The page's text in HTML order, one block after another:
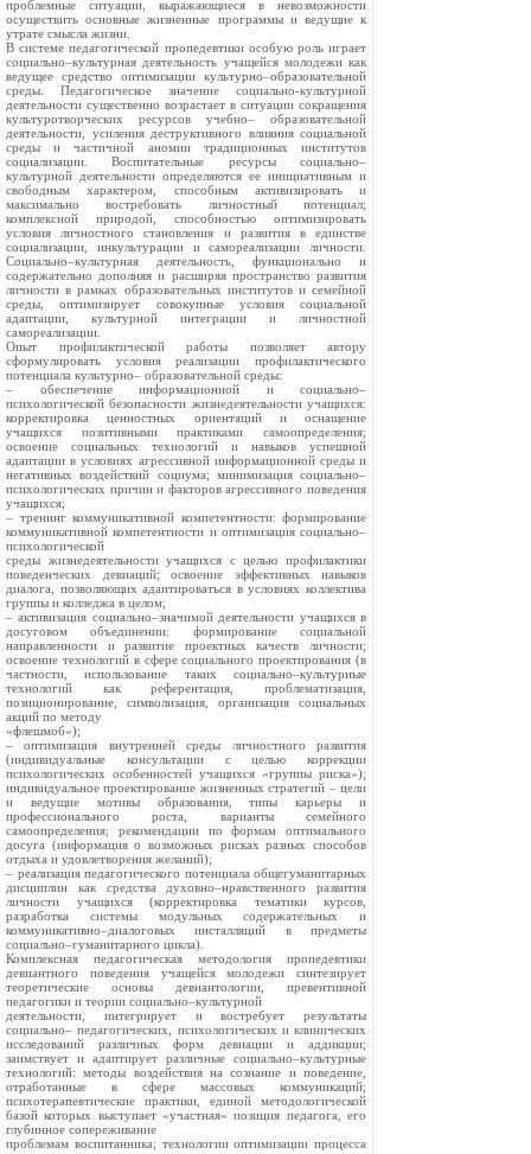
проблемные ситуации, выражающиеся в невозможности
осуществить основные жизненные программы и ведущие к
утрате смысла жизни.
В системе педагогической пропедевтики особую роль играет
социально–культурная деятельность учащейся молодежи как
ведущее средство оптимизации культурно–образовательной
среды. Педагогическое значение социально-культурной
деятельности существенно возрастает в ситуации сокращения
культуротворческих ресурсов учебно– образовательной
деятельности, усиления деструктивного влияния социальной
среды и частичной аномии традиционных институтов
социализации. Воспитательные ресурсы социально–
культурной деятельности определяются ее инициативным и
свободным характером, способным активизировать и
максимально востребовать личностный потенциал;
комплексной природой, способностью оптимизировать
условия личностного становления и развития в единстве
социализации, инкультурации и самореализации личности.
Социально–культурная деятельность, функционально и
содержательно дополняя и расширяя пространство развития
личности в рамках образовательных институтов и семейной
среды, оптимизирует совокупные условия социальной
адаптации, культурной интеграции и личностной
самореализации.
Опыт профилактической работы позволяет автору
сформулировать условия реализации профилактического
потенциала культурно– образовательной среды:
– обеспечение информационной и социально–
психологической безопасности жизнедеятельности учащихся:
корректировка ценностных ориентаций и оснащение
учащихся позитивными практиками самоопределения;
освоение социальных технологий и навыков успешной
адаптации в условиях агрессивной информационной среды и
негативных воздействий социума; минимизация социально–
психологических причин и факторов агрессивного поведения
учащихся;
– тренинг коммуникативной компетентности: формирование
коммуникативной компетентности и оптимизация социально–
психологической
среды жизнедеятельности учащихся с целью профилактики
поведенческих девиаций; освоение эффективных навыков
диалога, позволяющих адаптироваться в условиях коллектива
группы и колледжа в целом;
– активизация социально–значимой деятельности учащихся в
досуговом объединении: формирование социальной
направленности и развитие проектных качеств личности;
освоение технологий в сфере социального проектирования (в
частности, использование таких социально–культурные
технологий как референтация, проблематизация,
позиционирование, символизация, организация социальных
акций по методу
«флешмоб»);
– оптимизация внутренней среды личностного развития
(индивидуальные консультации с целью коррекции
психологических особенностей учащихся «группы риска»);
индивидуальное проектирование жизненных стратегий – цели
и ведущие мотивы образования, типы карьеры и
профессионального роста, варианты семейного
самоопределения; рекомендации по формам оптимального
досуга (информация о возможных рисках разных способов
отдыха и удовлетворения желаний);
– реализация педагогического потенциала общегуманитарных
дисциплин как средства духовно–нравственного развития
личности учащихся (корректировка тематики курсов,
разработка системы модульных содержательных и
коммуникативно–диалоговых инсталляций в предметы
социально–гуманитарного цикла).
Комплексная педагогическая методология пропедевтики
девиантного поведения учащейся молодежи синтезирует
теоретические основы девиантологии, превентивной
педагогики и теории социально–культурной
деятельности, интегрирует и востребует результаты
социально– педагогических, психологических и клинических
исследований различных форм девиации и аддикции;
заимствует и адаптирует различные социально–культурные
технологий: методы воздействия на сознание и поведение,
отработанные в сфере массовых коммуникаций;
психотерапевтические практики, единой методологической
базой которых выступает «участная» позиция педагога, его
глубинное сопереживание
проблемам воспитанника; технологии оптимизации процесса